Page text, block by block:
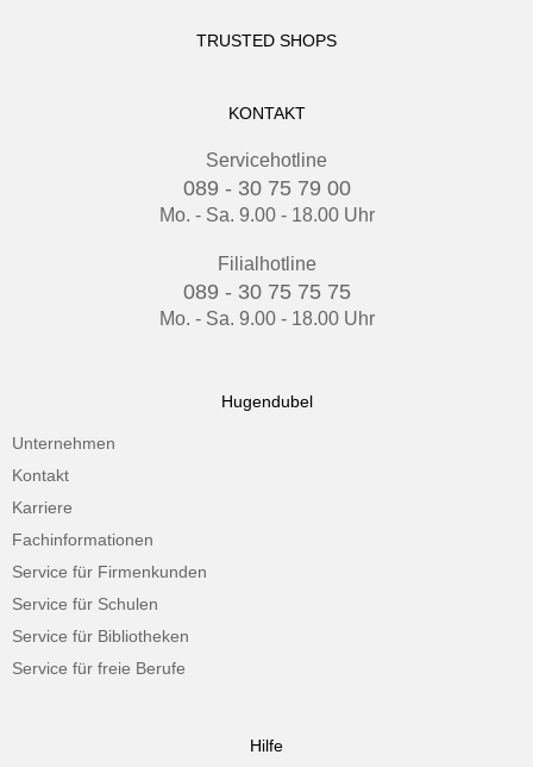
TRUSTED SHOPS
KONTAKT
Servicehotline
089 - 30 75 79 00
Mo. - Sa. 9.00 - 18.00 Uhr
Filialhotline
089 - 30 75 75 75
Mo. - Sa. 9.00 - 18.00 Uhr
Hugendubel
Unternehmen
Kontakt
Karriere
Fachinformationen
Service für Firmenkunden
Service für Schulen
Service für Bibliotheken
Service für freie Berufe
Hilfe